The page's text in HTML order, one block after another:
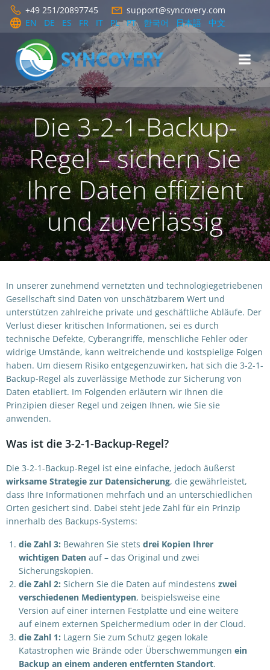
Zum
Inhalt
springen
+49 251/20897745
support@syncovery.com
EN
DE ES FR IT PL PT 한국어 日本語 中文
Die 3-2-1-Backup-
Regel – sichern Sie
Ihre Daten effizient
und zuverlässig
In unserer zunehmend vernetzten und technologiegetriebenen
Gesellschaft sind Daten von unschätzbarem Wert und
unterstützen zahlreiche private und geschäftliche Abläufe. Der
Verlust dieser kritischen Informationen, sei es durch
technische Defekte, Cyberangriffe, menschliche Fehler oder
widrige Umstände, kann weitreichende und kostspielige Folgen
haben. Um diesem Risiko entgegenzuwirken, hat sich die 3-2-1-
Backup-Regel als zuverlässige Methode zur Sicherung von
Daten etabliert. Im Folgenden erläutern wir Ihnen die
Prinzipien dieser Regel und zeigen Ihnen, wie Sie sie
anwenden.
Was ist die 3-2-1-Backup-Regel?
Die 3-2-1-Backup-Regel ist eine einfache, jedoch äußerst
wirksame Strategie zur Datensicherung, die gewährleistet,
dass Ihre Informationen mehrfach und an unterschiedlichen
Orten gesichert sind. Dabei steht jede Zahl für ein Prinzip
innerhalb des Backups-Systems:
die Zahl 3: Bewahren Sie stets drei Kopien Ihrer
wichtigen Daten auf – das Original und zwei
Sicherungskopien.
die Zahl 2: Sichern Sie die Daten auf mindestens zwei
verschiedenen Medientypen, beispielsweise eine
Version auf einer internen Festplatte und eine weitere
auf einem externen Speichermedium oder in der Cloud.
die Zahl 1: Lagern Sie zum Schutz gegen lokale
Katastrophen wie Brände oder Überschwemmungen ein
Backup an einem anderen entfernten Standort.